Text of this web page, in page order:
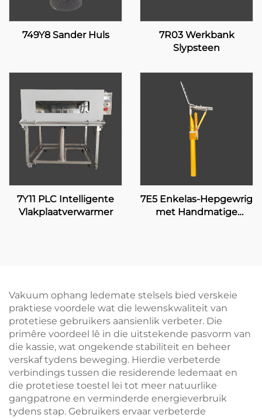
749Y8 Sander Huls
7R03 Werkbank
Slypsteen
7Y11 PLC Intelligente
Vlakplaatverwarmer
7E5 Enkelas-Hepgewrig
met Handmatige
Vakuum ophang ledemate stelsels bied verskeie
praktiese voordele wat die lewenskwaliteit van
protetiese gebruikers aansienlik verbeter. Die
primêre voordeel lê in die uitstekende pasvorm van
die kassie, wat ongekende stabiliteit en beheer
verskaf tydens beweging. Hierdie verbeterde
verbindings tussen die residerende ledemaat en
die protetiese toestel lei tot meer natuurlike
gangpatrone en verminderde energieverbruik
tydens stap. Gebruikers ervaar verbeterde